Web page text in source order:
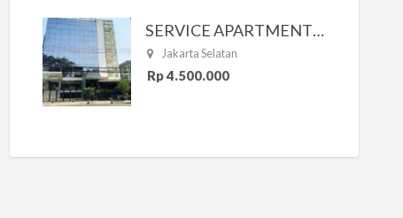
SERVICE APARTMENT SOUTH RESIDENCE
Jakarta Selatan
Rp 4.500.000